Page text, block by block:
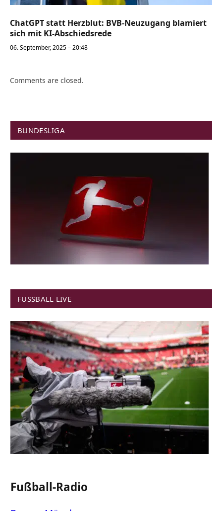
ChatGPT statt Herzblut: BVB-Neuzugang blamiert
sich mit KI-Abschiedsrede
06. September, 2025 – 20:48
Comments are closed.
BUNDESLIGA
FUSSBALL LIVE
Fußball-Radio